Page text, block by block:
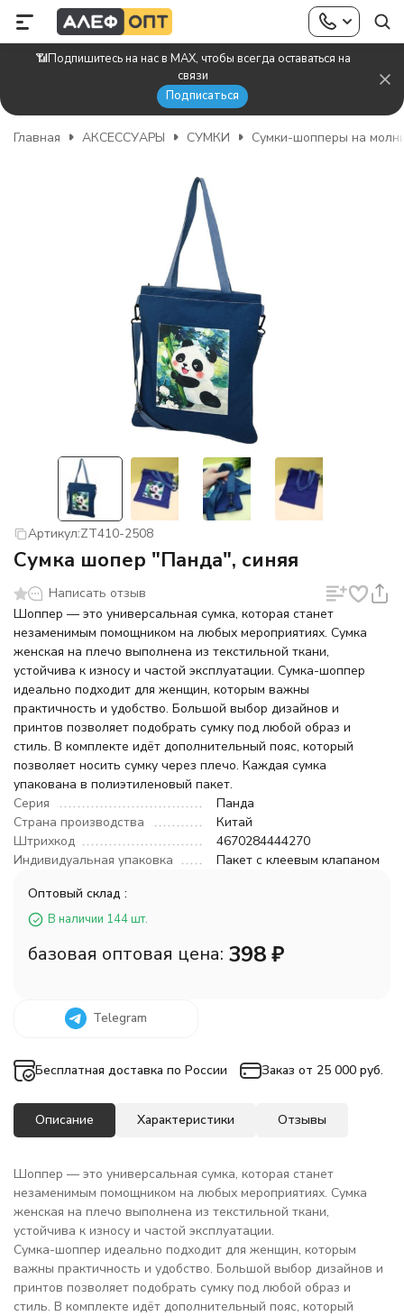
📶Подпишитесь на нас в MAX, чтобы всегда оставаться на
связи
Подписаться
Главная АКСЕССУАРЫ СУМКИ Сумки-шопперы на
Артикул:ZT410-2508
Сумка шопер "Панда", синяя
Написать отзыв
Шоппер — это универсальная сумка, которая станет
незаменимым помощником на любых мероприятиях. Сумка
женская на плечо выполнена из текстильной ткани,
устойчива к износу и частой эксплуатации. Сумка-шоппер
идеально подходит для женщин, которым важны
практичность и удобство. Большой выбор дизайнов и
принтов позволяет подобрать сумку под любой образ и
стиль. В комплекте идёт дополнительный пояс, который
позволяет носить сумку через плечо. Каждая сумка
упакована в полиэтиленовый пакет.
Серия
Панда
Страна производства
Китай
Штрихкод
4670284444270
Индивидуальная упаковка
Пакет с клеевым клапаном
Оптовый склад :
В наличии 144 шт.
базовая оптовая цена: 398₽
Telegram
Бесплатная доставка по России Заказ от 25 000 руб.
Описание Характеристики Отзывы
Шоппер — это универсальная сумка, которая станет
незаменимым помощником на любых мероприятиях. Сумка
женская на плечо выполнена из текстильной ткани,
устойчива к износу и частой эксплуатации.
Сумка-шоппер идеально подходит для женщин, которым
важны практичность и удобство. Большой выбор дизайнов и
принтов позволяет подобрать сумку под любой образ и
стиль. В комплекте идёт дополнительный пояс, который